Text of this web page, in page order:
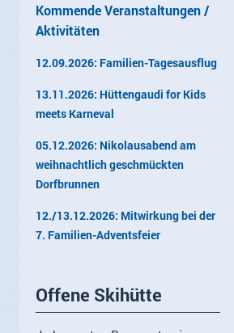
Kommende Veranstaltungen /
Aktivitäten
12.09.2026: Familien-Tagesausflug
13.11.2026: Hüttengaudi for Kids
meets Karneval
05.12.2026: Nikolausabend am
weihnachtlich geschmückten
Dorfbrunnen
12./13.12.2026: Mitwirkung bei der
7. Familien-Adventsfeier
Offene Skihütte